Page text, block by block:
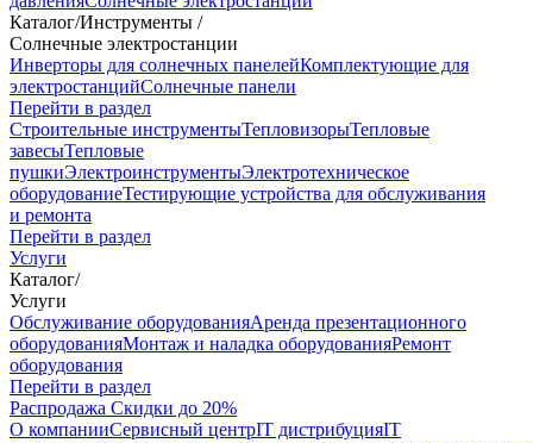
Каталог/Инструменты /
Солнечные электростанции
Инверторы для солнечных панелейКомплектующие для
электростанцийСолнечные панели
Перейти в раздел
Строительные инструментыТепловизорыТепловые
завесыТепловые
пушкиЭлектроинструментыЭлектротехническое
оборудованиеТестирующие устройства для обслуживания
и ремонта
Перейти в раздел
Услуги
Каталог/
Услуги
Oбслуживание оборудованияАренда презентационного
оборудованияМонтаж и наладка оборудованияРемонт
оборудования
Перейти в раздел
Распродажа Скидки до 20%
О компанииСервисный центрIT дистрибуцияIT